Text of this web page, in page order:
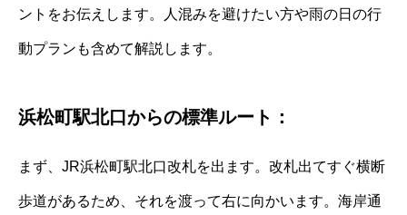
ントをお伝えします。人混みを避けたい方や雨の日の行
動プランも含めて解説します。
浜松町駅北口からの標準ルート：
まず、JR浜松町駅北口改札を出ます。改札出てすぐ横断
歩道があるため、それを渡って右に向かいます。海岸通